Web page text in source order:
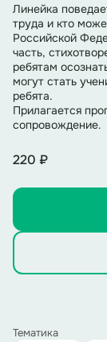
Линейка
труда и кто
Российской
часть,
ребятам
могут стать
ребята.
Прилагается
сопровождение.
220 ₽
Тематика